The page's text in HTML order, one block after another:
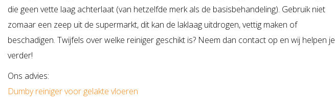
die geen vette laag achterlaat (van hetzelfde merk als de basisbehandeling). Gebruik niet
zomaar een zeep uit de supermarkt, dit kan de laklaag uitdrogen, vettig maken of
beschadigen. Twijfels over welke reiniger geschikt is? Neem dan contact op en wij helpen je
verder!
Ons advies:
Dumby reiniger voor gelakte vloeren